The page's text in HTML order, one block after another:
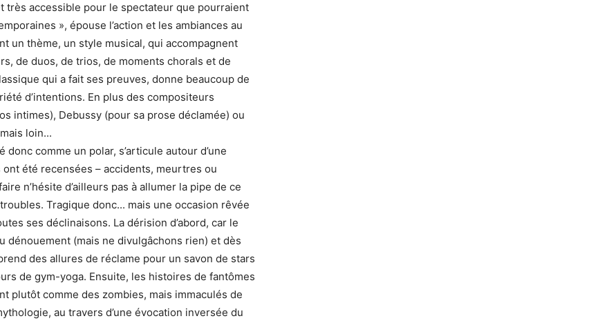
très accessible pour le spectateur que pourraient
», épouse l’action et les ambiances au
un thème, un style musical, qui accompagnent
de duos, de trios, de moments chorals et de
qui a fait ses preuves, donne beaucoup de
d’intentions. En plus des compositeurs
intimes), Debussy (pour sa prose déclamée) ou
loin...
donc comme un polar, s’articule autour d’une
été recensées – accidents, meurtres ou
n’hésite d’ailleurs pas à allumer la pipe de ce
Tragique donc... mais une occasion rêvée
ses déclinaisons. La dérision d’abord, car le
dénouement (mais ne divulgâchons rien) et dès
des allures de réclame pour un savon de stars
de gym-yoga. Ensuite, les histoires de fantômes
plutôt comme des zombies, mais immaculés de
au travers d’une évocation inversée du